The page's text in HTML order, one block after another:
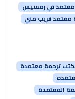
معتمد في رمسيس
معتمد قريب مني
ترجمة معتمدة
المعتمدة